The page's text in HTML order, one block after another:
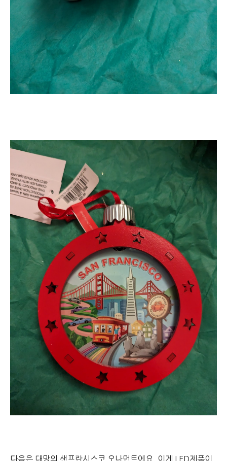
다음은 대망의 샌프란시스코 오나먼트에요. 이게 LED제품이